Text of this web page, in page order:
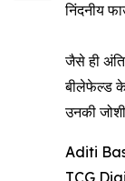
निंदनीय
जैसे ही
बीलेफेल्ड के
उनकी
Aditi
TCG